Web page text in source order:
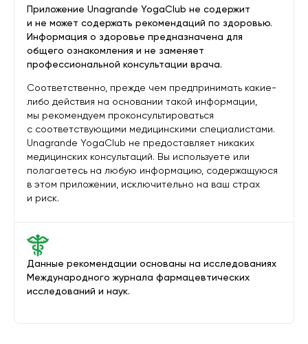
Данные рекомендации основаны на исследованиях
Международного журнала фармацевтических
исследований и наук.
Приложение Unagrande YogaClub не содержит
и не может содержать рекомендаций по здоровью.
Информация о здоровье предназначена для
общего ознакомления и не заменяет
профессиональной консультации врача.
Соответственно, прежде чем предпринимать какие-
либо действия на основании такой информации,
мы рекомендуем проконсультироваться
с соответствующими медицинскими специалистами.
Unagrande YogaClub не предоставляет никаких
медицинских консультаций. Вы используете или
полагаетесь на любую информацию, содержащуюся
в этом приложении, исключительно на ваш страх
и риск.